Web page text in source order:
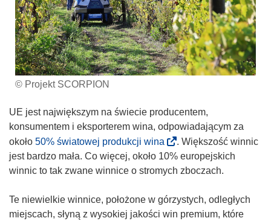
© Projekt SCORPION
UE jest największym na świecie producentem,
konsumentem i eksporterem wina, odpowiadającym za
około 50% światowej produkcji wina
o
d
o
ś
. Większość winnic
jest bardzo mała. Co więcej, około 10% europejskich
winnic to tak zwane winnice o stromych zboczach.
Te niewielkie winnice, położone w górzystych, odległych
miejscach, słyną z wysokiej jakości win premium, które